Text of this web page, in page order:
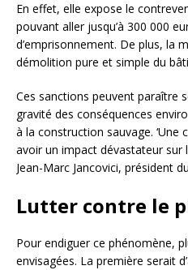
En effet, elle expose le
pouvant aller jusqu’à 300 000
d’emprisonnement. De plus, la
démolition pure et simple du
Ces sanctions peuvent paraître
gravité des conséquences
à la construction sauvage.
avoir un impact dévastateur sur
Jean-Marc Jancovici, président
Lutter contre le
Pour endiguer ce phénomène,
envisagées. La première serait